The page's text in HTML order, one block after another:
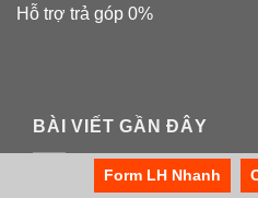
Form LH Nhanh
Hỗ trợ trả góp 0%
BÀI VIẾT GẦN ĐÂY
So sánh Aurelia MP